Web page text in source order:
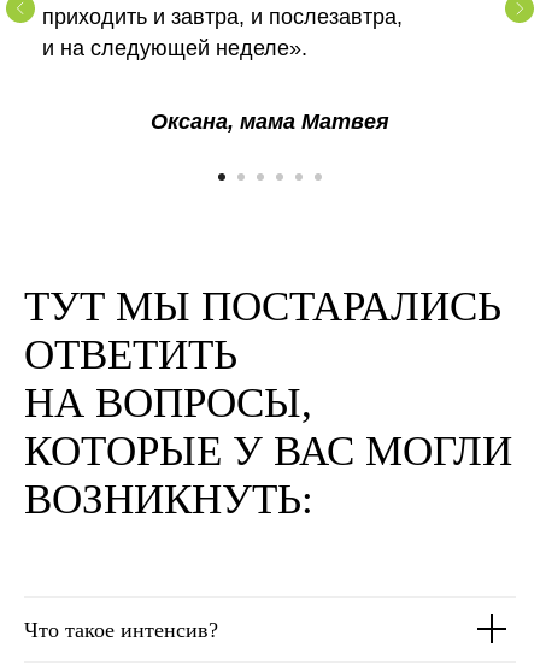
приходить и завтра, и послезавтра,
и на следующей неделе».
Оксана, мама Матвея
ТУТ МЫ ПОСТАРАЛИСЬ
ОТВЕТИТЬ
НА ВОПРОСЫ,
КОТОРЫЕ У ВАС МОГЛИ
ВОЗНИКНУТЬ:
Что такое интенсив?